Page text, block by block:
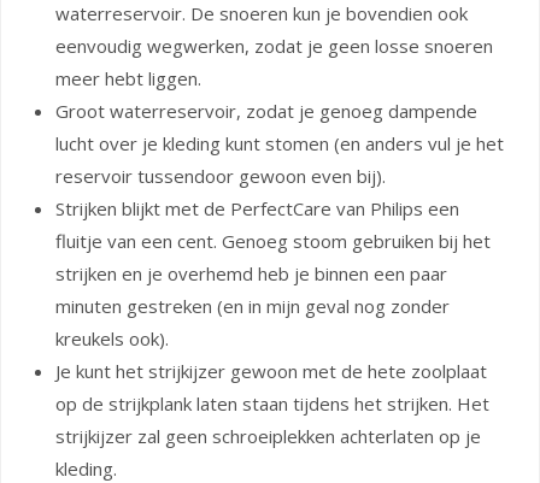
waterreservoir. De snoeren kun je bovendien ook
eenvoudig wegwerken, zodat je geen losse snoeren
meer hebt liggen.
Groot waterreservoir, zodat je genoeg dampende
lucht over je kleding kunt stomen (en anders vul je het
reservoir tussendoor gewoon even bij).
Strijken blijkt met de PerfectCare van Philips een
fluitje van een cent. Genoeg stoom gebruiken bij het
strijken en je overhemd heb je binnen een paar
minuten gestreken (en in mijn geval nog zonder
kreukels ook).
Je kunt het strijkijzer gewoon met de hete zoolplaat
op de strijkplank laten staan tijdens het strijken. Het
strijkijzer zal geen schroeiplekken achterlaten op je
kleding.